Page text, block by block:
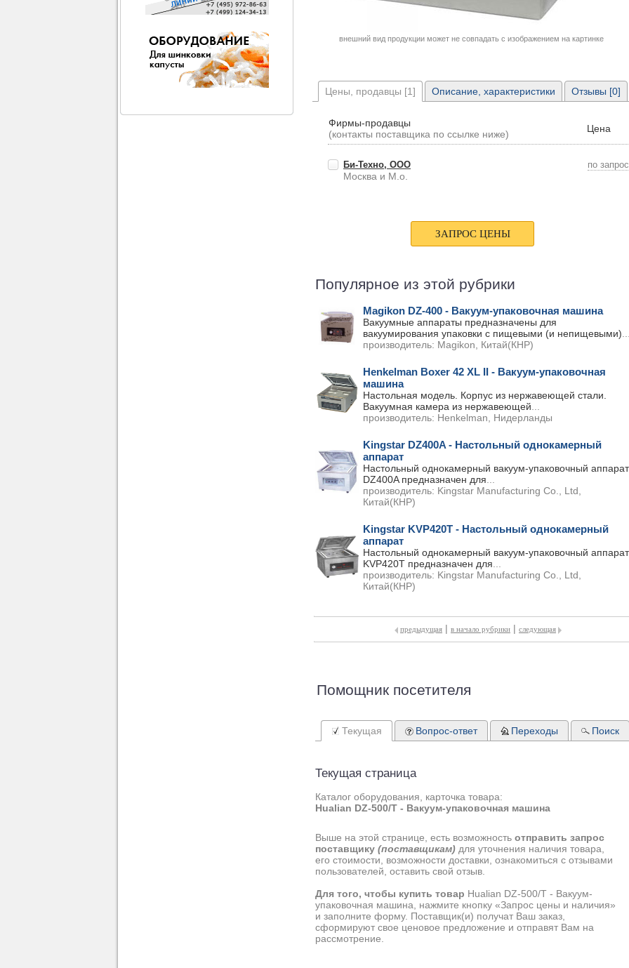
внешний вид продукции может не совпадать с изображением на картинке
Цены, продавцы [1]
Фирмы-продавцы
(контакты поставщика по ссылке ниже)
Цена
Би-Техно, ООО по
Москва и М.о.
Описание, характеристики Отзывы [0]
Популярное из этой рубрики
Magikon DZ-400 - Вакуум-упаковочная машина
Вакуумные аппараты предназначены для
вакуумирования упаковки с пищевыми (и непищевыми)
производитель: Magikon, Китай(КНР)
Henkelman Boxer 42 XL II - Вакуум-упаковочная
машина
Настольная модель. Корпус из нержавеющей стали.
Вакуумная камера из нержавеющей
производитель: Henkelman, Нидерланды
Kingstar DZ400A - Настольный однокамерный
аппарат
Настольный однокамерный вакуум-упаковочный аппарат
DZ400A предназначен для
производитель: Kingstar Manufacturing Co., Ltd,
Китай(КНР)
Kingstar KVP420T - Настольный однокамерный
аппарат
Настольный однокамерный вакуум-упаковочный аппарат
KVP420T предназначен для
производитель: Kingstar Manufacturing Co., Ltd,
Китай(КНР)
предыдущая | в начало рубрики | следующая
Помощник посетителя
Текущая
Текущая страница
Каталог оборудования, карточка товара:
Hualian DZ-500/T - Вакуум-упаковочная машина
Выше на этой странице, есть возможность отправить запрос
поставщику (поставщикам) для уточнения наличия товара,
его стоимости, возможности доставки, ознакомиться с отзывами
пользователей, оставить свой отзыв.
Для того, чтобы купить товар Hualian DZ-500/T - Вакуум-
упаковочная машина, нажмите кнопку «Запрос цены и наличия»
и заполните форму. Поставщик(и) получат Ваш заказ,
сформируют свое ценовое предложение и отправят Вам на
рассмотрение.
Вопрос-ответ Переходы Поиск